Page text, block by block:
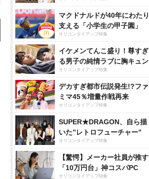
マクドナルドが40年にわたり
支える「小学生の甲子園」
オリコンタイアップ特集
イケメンてんこ盛り！尊すぎ
る男子の純情ラブに胸キュン
オリコンタイアップ特集
デカすぎ都市伝説発生!?ファ
ミマ45％増量作戦再来
オリコンタイアップ特集
SUPER★DRAGON、自ら描
いた”レトロフューチャー”
オリコンタイアップ特集
【驚愕】メーカー社員が推す
「10万円台」神コスパPC
オリコンタイアップ特集